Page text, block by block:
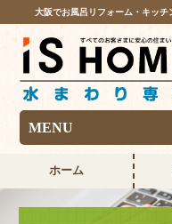
大阪でお風呂リフォーム・キッ
MENU
ホーム